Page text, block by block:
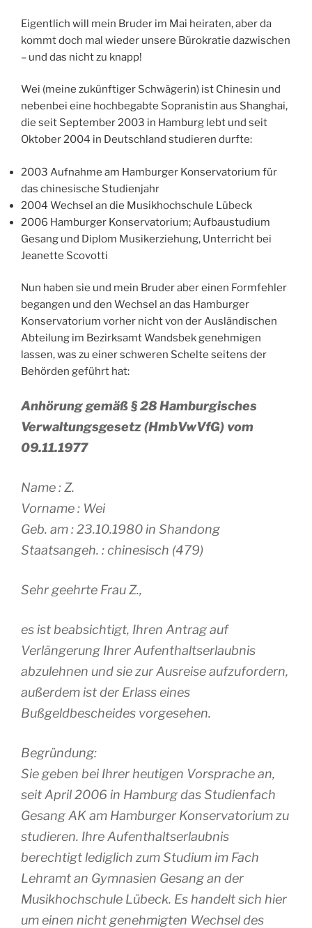
Eigentlich will mein Bruder im Mai heiraten, aber da
kommt doch mal wieder unsere Bürokratie dazwischen
– und das nicht zu knapp!
Wei (meine zukünftiger Schwägerin) ist Chinesin und
nebenbei eine hochbegabte Sopranistin aus Shanghai,
die seit September 2003 in Hamburg lebt und seit
Oktober 2004 in Deutschland studieren durfte:
2003 Aufnahme am Hamburger Konservatorium für
das chinesische Studienjahr
2004 Wechsel an die Musikhochschule Lübeck
2006 Hamburger Konservatorium; Aufbaustudium
Gesang und Diplom Musikerziehung, Unterricht bei
Jeanette Scovotti
Nun haben sie und mein Bruder aber einen Formfehler
begangen und den Wechsel an das Hamburger
Konservatorium vorher nicht von der Ausländischen
Abteilung im Bezirksamt Wandsbek genehmigen
lassen, was zu einer schweren Schelte seitens der
Behörden geführt hat:
Anhörung gemäß § 28 Hamburgisches
Verwaltungsgesetz (HmbVwVfG) vom
09.11.1977
Name : Z.
Vorname : Wei
Geb. am : 23.10.1980 in Shandong
Staatsangeh. : chinesisch (479)
Sehr geehrte Frau Z.,
es ist beabsichtigt, Ihren Antrag auf
Verlängerung Ihrer Aufenthaltserlaubnis
abzulehnen und sie zur Ausreise aufzufordern,
außerdem ist der Erlass eines
Bußgeldbescheides vorgesehen.
Begründung:
Sie geben bei Ihrer heutigen Vorsprache an,
seit April 2006 in Hamburg das Studienfach
Gesang AK am Hamburger Konservatorium zu
studieren. Ihre Aufenthaltserlaubnis
berechtigt lediglich zum Studium im Fach
Lehramt an Gymnasien Gesang an der
Musikhochschule Lübeck. Es handelt sich hier
um einen nicht genehmigten Wechsel des